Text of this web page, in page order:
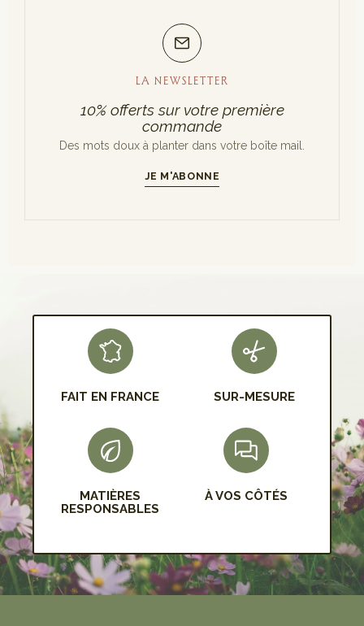
LA NEWSLETTER
10% offerts sur votre première
commande
Des mots doux à planter dans votre boîte mail.
JE M'ABONNE
S'INSCRIRE
FAIT EN FRANCE SUR-MESURE
MATIÈRES
RESPONSABLES
À VOS CÔTÉS